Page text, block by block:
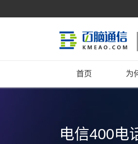
首页 为
电信400电